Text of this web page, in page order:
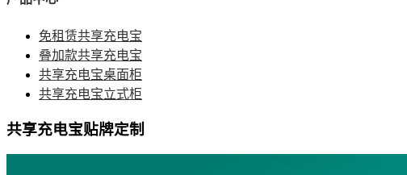
免租赁共享充电宝
叠加款共享充电宝
共享充电宝桌面柜
共享充电宝立式柜
共享充电宝贴牌定制